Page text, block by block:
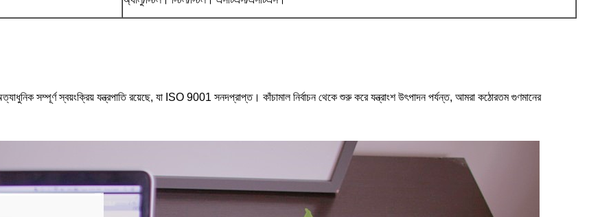
সম্পূর্ণ স্বয়ংক্রিয় যন্ত্রপাতি রয়েছে, যা ISO 9001 সনদপ্রাপ্ত। কাঁচামাল নির্বাচন থেকে শুরু করে যন্ত্রাংশ উৎপাদন পর্যন্ত, আমরা কঠোরতম গুণমানের